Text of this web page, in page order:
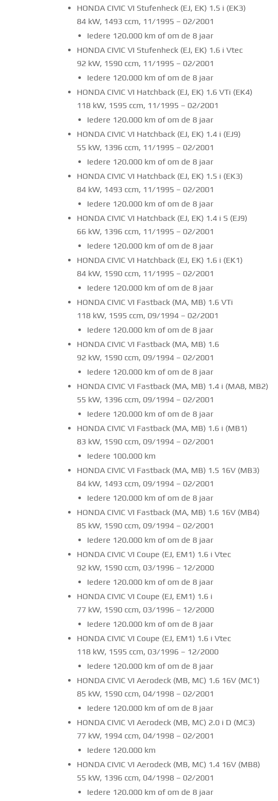
HONDA CIVIC VI Stufenheck (EJ, EK) 1.5 i (EK3)
84 kW, 1493 ccm, 11/1995 – 02/2001
Iedere 120.000 km of om de 8 jaar
HONDA CIVIC VI Stufenheck (EJ, EK) 1.6 i Vtec
92 kW, 1590 ccm, 11/1995 – 02/2001
Iedere 120.000 km of om de 8 jaar
HONDA CIVIC VI Hatchback (EJ, EK) 1.6 VTi (EK4)
118 kW, 1595 ccm, 11/1995 – 02/2001
Iedere 120.000 km of om de 8 jaar
HONDA CIVIC VI Hatchback (EJ, EK) 1.4 i (EJ9)
55 kW, 1396 ccm, 11/1995 – 02/2001
Iedere 120.000 km of om de 8 jaar
HONDA CIVIC VI Hatchback (EJ, EK) 1.5 i (EK3)
84 kW, 1493 ccm, 11/1995 – 02/2001
Iedere 120.000 km of om de 8 jaar
HONDA CIVIC VI Hatchback (EJ, EK) 1.4 i S (EJ9)
66 kW, 1396 ccm, 11/1995 – 02/2001
Iedere 120.000 km of om de 8 jaar
HONDA CIVIC VI Hatchback (EJ, EK) 1.6 i (EK1)
84 kW, 1590 ccm, 11/1995 – 02/2001
Iedere 120.000 km of om de 8 jaar
HONDA CIVIC VI Fastback (MA, MB) 1.6 VTi
118 kW, 1595 ccm, 09/1994 – 02/2001
Iedere 120.000 km of om de 8 jaar
HONDA CIVIC VI Fastback (MA, MB) 1.6
92 kW, 1590 ccm, 09/1994 – 02/2001
Iedere 120.000 km of om de 8 jaar
HONDA CIVIC VI Fastback (MA, MB) 1.4 i (MA8, MB2)
55 kW, 1396 ccm, 09/1994 – 02/2001
Iedere 120.000 km of om de 8 jaar
HONDA CIVIC VI Fastback (MA, MB) 1.6 i (MB1)
83 kW, 1590 ccm, 09/1994 – 02/2001
Iedere 100.000 km
HONDA CIVIC VI Fastback (MA, MB) 1.5 16V (MB3)
84 kW, 1493 ccm, 09/1994 – 02/2001
Iedere 120.000 km of om de 8 jaar
HONDA CIVIC VI Fastback (MA, MB) 1.6 16V (MB4)
85 kW, 1590 ccm, 09/1994 – 02/2001
Iedere 120.000 km of om de 8 jaar
HONDA CIVIC VI Coupe (EJ, EM1) 1.6 i Vtec
92 kW, 1590 ccm, 03/1996 – 12/2000
Iedere 120.000 km of om de 8 jaar
HONDA CIVIC VI Coupe (EJ, EM1) 1.6 i
77 kW, 1590 ccm, 03/1996 – 12/2000
Iedere 120.000 km of om de 8 jaar
HONDA CIVIC VI Coupe (EJ, EM1) 1.6 i Vtec
118 kW, 1595 ccm, 03/1996 – 12/2000
Iedere 120.000 km of om de 8 jaar
HONDA CIVIC VI Aerodeck (MB, MC) 1.6 16V (MC1)
85 kW, 1590 ccm, 04/1998 – 02/2001
Iedere 120.000 km of om de 8 jaar
HONDA CIVIC VI Aerodeck (MB, MC) 2.0 i D (MC3)
77 kW, 1994 ccm, 04/1998 – 02/2001
Iedere 120.000 km
HONDA CIVIC VI Aerodeck (MB, MC) 1.4 16V (MB8)
55 kW, 1396 ccm, 04/1998 – 02/2001
Iedere 120.000 km of om de 8 jaar